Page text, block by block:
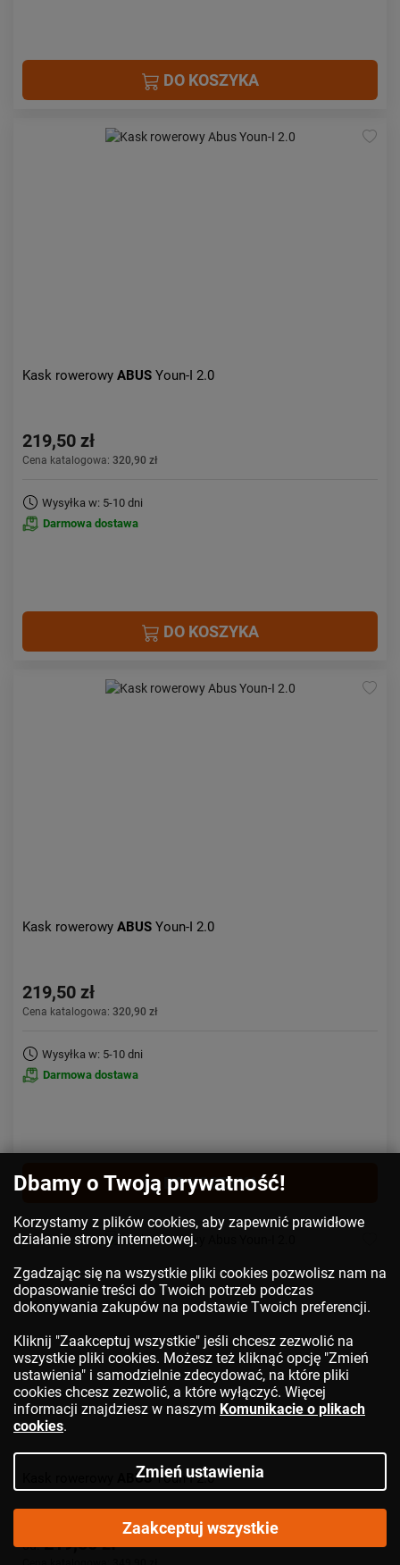
DO KOSZYKA
Kask rowerowy ABUS Youn-I 2.0
219,50 zł
Cena katalogowa: 320,90 zł
Wysyłka w: 5-10 dni
Darmowa dostawa
DO KOSZYKA
Kask rowerowy ABUS Youn-I 2.0
219,50 zł
Cena katalogowa: 320,90 zł
Wysyłka w: 5-10 dni
Darmowa dostawa
DO KOSZYKA
ABUSYoun-I 2.0
od:219,50 zł
Dbamy o Twoją prywatność!
Korzystamy z plików cookies, aby zapewnić prawidłowe
działanie strony internetowej.
Zgadzając się na wszystkie pliki cookies pozwolisz nam na
dopasowanie treści do Twoich potrzeb podczas
dokonywania zakupów na podstawie Twoich preferencji.
Kliknij "Zaakceptuj wszystkie" jeśli chcesz zezwolić na
wszystkie pliki cookies. Możesz też kliknąć opcję "Zmień
ustawienia" i samodzielnie zdecydować, na które pliki
cookies chcesz zezwolić, a które wyłączyć. Więcej
informacji znajdziesz w naszym Komunikacie o plikach
cookies.
Zmień ustawienia
Zaakceptuj wszystkie